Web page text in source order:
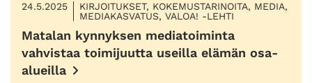
24.5.2025
KIRJOITUKSET, KOKEMUSTARINOITA, MEDIA,
MEDIAKASVATUS, VALOA! -LEHTI
Matalan kynnyksen mediatoiminta
vahvistaa toimijuutta useilla elämän osa-
alueilla